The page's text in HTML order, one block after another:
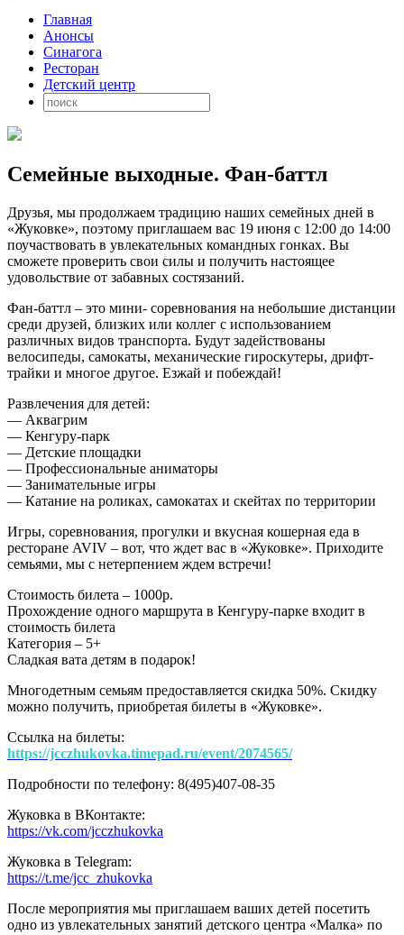
Главная
Анонсы
Синагога
Ресторан
Детский центр
Cемейные выходные. Фан-баттл
Друзья, мы продолжаем традицию наших семейных дней в
«Жуковке», поэтому приглашаем вас 19 июня с 12:00 до 14:00
поучаствовать в увлекательных командных гонках. Вы
сможете проверить свои силы и получить настоящее
удовольствие от забавных состязаний.
Фан-баттл – это мини- соревнования на небольшие дистанции
среди друзей, близких или коллег с использованием
различных видов транспорта. Будут задействованы
велосипеды, самокаты, механические гироскутеры, дрифт-
трайки и многое другое. Езжай и побеждай!
Развлечения для детей:
— Аквагрим
— Кенгуру-парк
— Детские площадки
— Профессиональные аниматоры
— Занимательные игры
— Катание на роликах, самокатах и скейтах по территории
Игры, соревнования, прогулки и вкусная кошерная еда в
ресторане AVIV – вот, что ждет вас в «Жуковке». Приходите
семьями, мы с нетерпением ждем встречи!
Стоимость билета – 1000р.
Прохождение одного маршрута в Кенгуру-парке входит в
стоимость билета
Категория – 5+
Сладкая вата детям в подарок!
Многодетным семьям предоставляется скидка 50%. Скидку
можно получить, приобретая билеты в «Жуковке».
Ссылка на билеты:
https://jcczhukovka.timepad.ru/event/2074565/
Подробности по телефону: 8(495)407-08-35
Жуковка в ВКонтакте:
https://vk.com/jcczhukovka
Жуковка в Telegram:
https://t.me/jcc_zhukovka
После мероприятия мы приглашаем ваших детей посетить
одно из увлекательных занятий детского центра «Малка» по